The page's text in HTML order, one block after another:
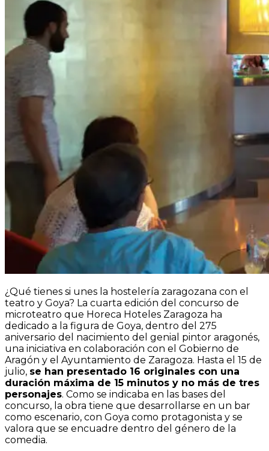
¿Qué tienes si unes la hostelería zaragozana con el
teatro y Goya? La cuarta edición del concurso de
microteatro que Horeca Hoteles Zaragoza ha
dedicado a la figura de Goya, dentro del 275
aniversario del nacimiento del genial pintor aragonés,
una iniciativa en colaboración con el Gobierno de
Aragón y el Ayuntamiento de Zaragoza. Hasta el 15 de
julio, se han presentado 16 originales con una
duración máxima de 15 minutos y no más de tres
personajes. Como se indicaba en las bases del
concurso, la obra tiene que desarrollarse en un bar
como escenario, con Goya como protagonista y se
valora que se encuadre dentro del género de la
comedia.